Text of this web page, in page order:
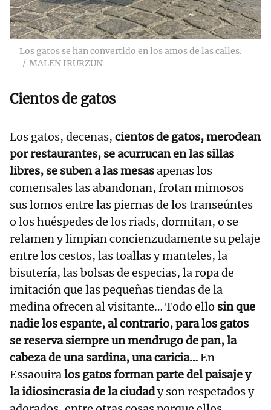
Los gatos se han convertido en los amos de las calles.
MALEN IRURZUN
Cientos de gatos
Los gatos, decenas, cientos de gatos, merodean
por restaurantes, se acurrucan en las sillas
libres, se suben a las mesasapenas los
comensales las abandonan, frotan mimosos
sus lomos entre las piernas de los transeúntes
o los huéspedes de los riads, dormitan, o se
relamen y limpian concienzudamente su pelaje
entre los cestos, las toallas y manteles, la
bisutería, las bolsas de especias, la ropa de
imitación que las pequeñas tiendas de la
medina ofrecen al visitante… Todo ello sin que
nadie los espante, al contrario, para los gatos
se reserva siempre un mendrugo de pan, la
cabeza de una sardina, una caricia…En
Essaouiralos gatos forman parte del paisaje y
la idiosincrasia de la ciudady son respetados y